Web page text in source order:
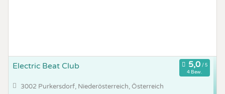
Electric Beat Club
4 Bew.
3002 Purkersdorf, Niederösterreich, Österreich